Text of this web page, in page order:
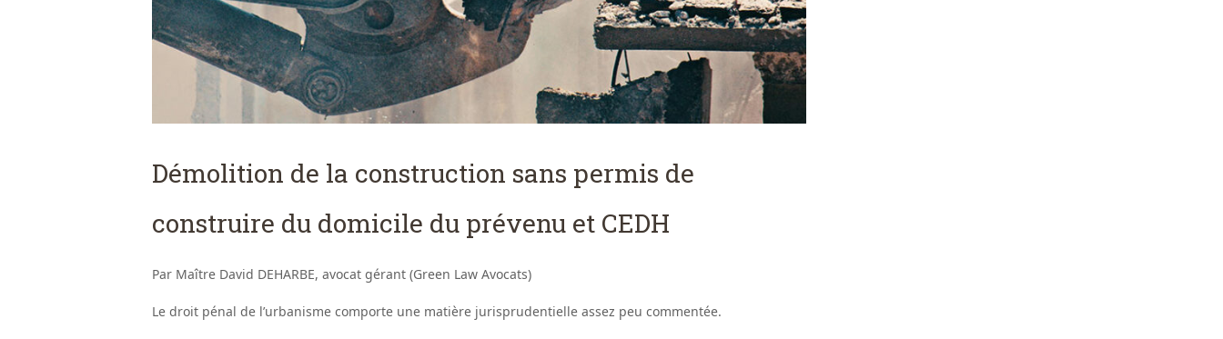
Démolition de la construction sans permis de
construire du domicile du prévenu et CEDH
Par Maître David DEHARBE, avocat gérant (Green Law Avocats)
Le droit pénal de l’urbanisme comporte une matière jurisprudentielle assez peu commentée.